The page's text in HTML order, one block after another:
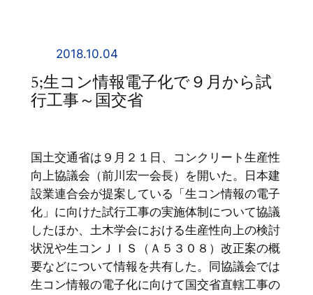
2018.10.04
5;生コン情報電子化で９月から試
行工事～国交省
国土交通省は９月２１日、コンクリート生産性
向上協議会（前川宏一会長）を開いた。日本建
設業連合会が提案している「生コン情報の電子
化」に向けた試行工事の実施体制について協議
したほか、土木学会における生産性向上の検討
状況や生コンＪＩＳ（Ａ５３０８）改正案の概
要などについて情報を共有した。同協議会では
生コン情報の電子化に向けて国交省直轄工事の